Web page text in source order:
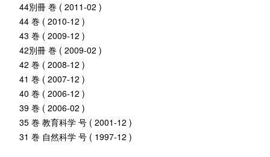
44別冊 巻 ( 2011-02 )
44 巻 ( 2010-12 )
43 巻 ( 2009-12 )
42別冊 巻 ( 2009-02 )
42 巻 ( 2008-12 )
41 巻 ( 2007-12 )
40 巻 ( 2006-12 )
39 巻 ( 2006-02 )
35 巻 教育科学 号 ( 2001-12 )
31 巻 自然科学 号 ( 1997-12 )